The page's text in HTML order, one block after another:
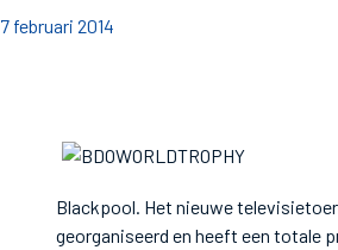
7 februari 2014
Blackpool. Het nieuwe
georganiseerd en heeft een totale